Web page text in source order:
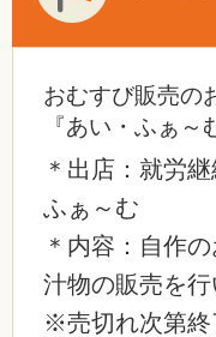
おむすび販売
『あい・ふぁ～
＊出店：就労
ふぁ～む
＊内容：自作
汁物の販売を行
※売切れ次第終